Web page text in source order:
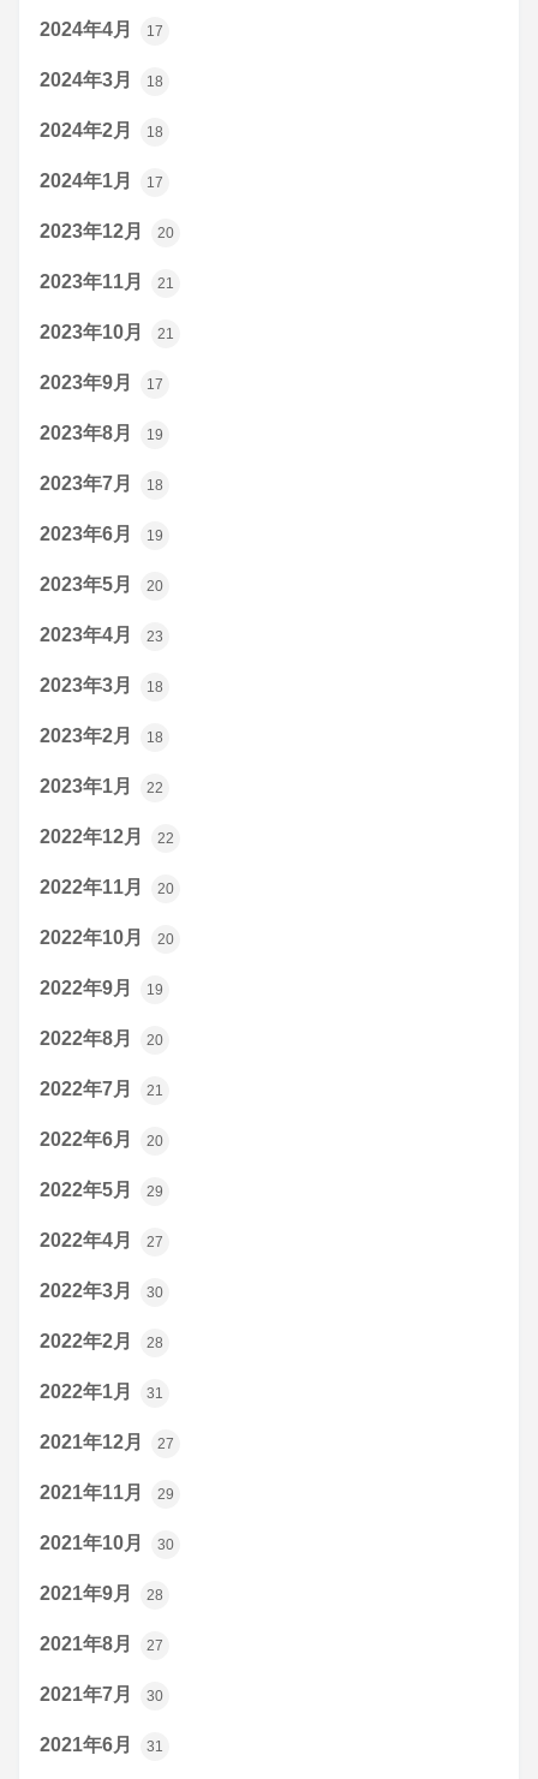
2024年4月 17
2024年3月 18
2024年2月 18
2024年1月 17
2023年12月 20
2023年11月 21
2023年10月 21
2023年9月 17
2023年8月 19
2023年7月 18
2023年6月 19
2023年5月 20
2023年4月 23
2023年3月 18
2023年2月 18
2023年1月 22
2022年12月 22
2022年11月 20
2022年10月 20
2022年9月 19
2022年8月 20
2022年7月 21
2022年6月 20
2022年5月 29
2022年4月 27
2022年3月 30
2022年2月 28
2022年1月 31
2021年12月 27
2021年11月 29
2021年10月 30
2021年9月 28
2021年8月 27
2021年7月 30
2021年6月 31